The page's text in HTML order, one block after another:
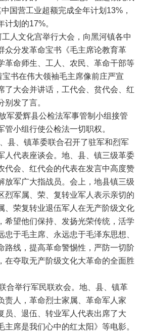
国营工业超额完成全年计划13%，
划的17%。
人文化宫举行大会，向黑河镇各中
众分发革命宝书《毛主席论教育革
革命师生、工人、农民、革命干部等
书在伟大领袖毛主席像前庄严宣
了大会并讲话，工代会、贫代会、红
别发了言。
军爱辉县公检法军事管制小组接管
小组行使公检法一切职权。
县、镇革委联合召开了驻军和烈军
人代表座谈会。地、县、镇三级革委
代会、红代会的代表在发言中高度赞
放军广大指战员。会上，地县镇三级
烈军属、荣、复转业军人表示亲切的
、荣复转业退伍军人在无产阶级文化
希望他们保持、发扬光荣传统，活学
忠于毛主席、永远忠于毛泽东思想、
路线，提高革命警惕性，严防一切阶
在夺取无产阶级文化大革命的全面胜
合举行军民联欢会。地、县、镇革
责人，革命烈士家属、革命军人家
员、退伍、转业军人代表出席了大
主席是我们心中的红太阳》等电影。